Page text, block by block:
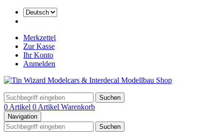
Merkzettel
Zur Kasse
Ihr Konto
Anmelden
Suchen
0 Artikel 0 Artikel Warenkorb
Navigation
Suchen